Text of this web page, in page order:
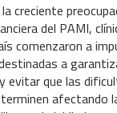
creciente
del PAMI,
comenzaron a
a
evitar que las
afectando